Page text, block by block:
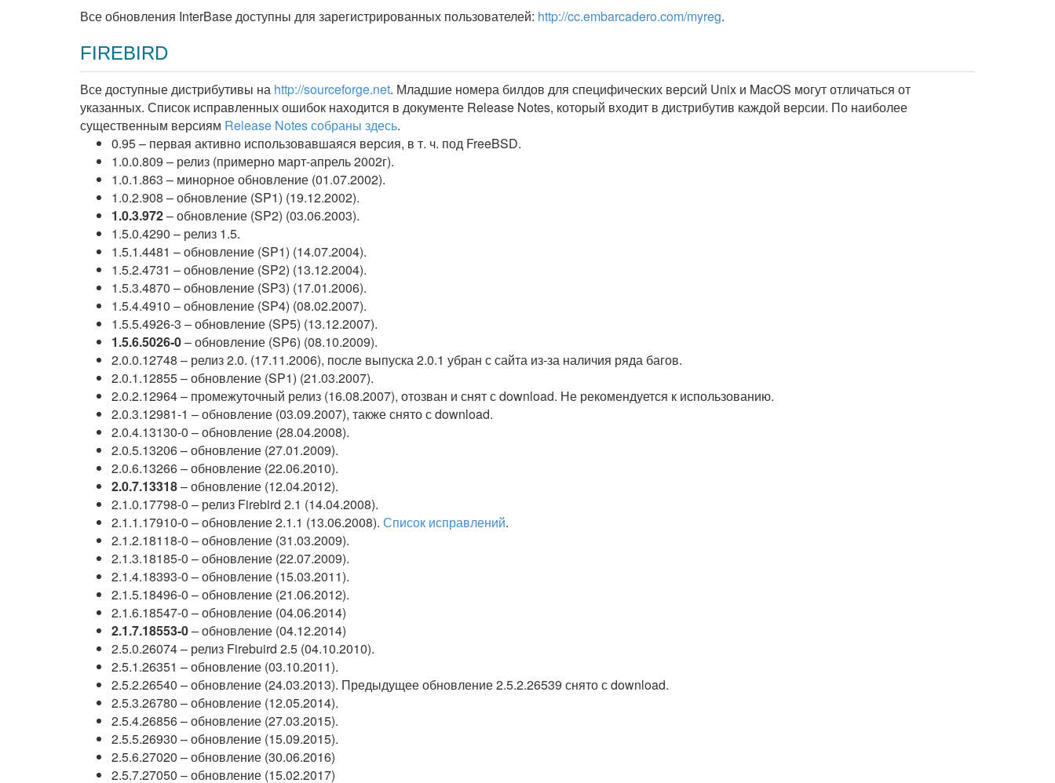
Все обновления InterBase доступны для зарегистрированных пользователей: http://cc.embarcadero.com/myreg.
FIREBIRD
Все доступные дистрибутивы на http://sourceforge.net. Младшие номера билдов для специфических версий Unix и MacOS могут отличаться от
указанных. Список исправленных ошибок находится в документе Release Notes, который входит в дистрибутив каждой версии. По наиболее
существенным версиям Release Notes собраны здесь.
0.95 – первая активно использовавшаяся версия, в т. ч. под FreeBSD.
1.0.0.809 – релиз (примерно март-апрель 2002г).
1.0.1.863 – минорное обновление (01.07.2002).
1.0.2.908 – обновление (SP1) (19.12.2002).
1.0.3.972– обновление (SP2) (03.06.2003).
1.5.0.4290 – релиз 1.5.
1.5.1.4481 – обновление (SP1) (14.07.2004).
1.5.2.4731 – обновление (SP2) (13.12.2004).
1.5.3.4870 – обновление (SP3) (17.01.2006).
1.5.4.4910 – обновление (SP4) (08.02.2007).
1.5.5.4926-3 – обновление (SP5) (13.12.2007).
1.5.6.5026-0– обновление (SP6) (08.10.2009).
2.0.0.12748 – релиз 2.0. (17.11.2006), после выпуска 2.0.1 убран с сайта из-за наличия ряда багов.
2.0.1.12855 – обновление (SP1) (21.03.2007).
2.0.2.12964 – промежуточный релиз (16.08.2007), отозван и снят с download. Не рекомендуется к использованию.
2.0.3.12981-1 – обновление (03.09.2007), также снято с download.
2.0.4.13130-0 – обновление (28.04.2008).
2.0.5.13206 – обновление (27.01.2009).
2.0.6.13266 – обновление (22.06.2010).
2.0.7.13318– обновление (12.04.2012).
2.1.0.17798-0 – релиз Firebird 2.1 (14.04.2008).
2.1.1.17910-0 – обновление 2.1.1 (13.06.2008). Список исправлений.
2.1.2.18118-0 – обновление (31.03.2009).
2.1.3.18185-0 – обновление (22.07.2009).
2.1.4.18393-0 – обновление (15.03.2011).
2.1.5.18496-0 – обновление (21.06.2012).
2.1.6.18547-0 – обновление (04.06.2014)
2.1.7.18553-0– обновление (04.12.2014)
2.5.0.26074 – релиз Firebuird 2.5 (04.10.2010).
2.5.1.26351 – обновление (03.10.2011).
2.5.2.26540 – обновление (24.03.2013). Предыдущее обновление 2.5.2.26539 снято с download.
2.5.3.26780 – обновление (12.05.2014).
2.5.4.26856 – обновление (27.03.2015).
2.5.5.26930 – обновление (15.09.2015).
2.5.6.27020 – обновление (30.06.2016)
2.5.7.27050 – обновление (15.02.2017)